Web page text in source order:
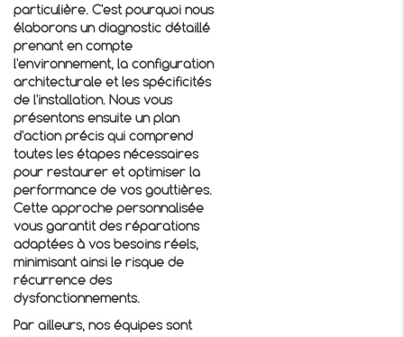
particulière. C'est pourquoi nous
élaborons un diagnostic détaillé
prenant en compte
l'environnement, la configuration
architecturale et les spécificités
de l'installation. Nous vous
présentons ensuite un plan
d'action précis qui comprend
toutes les étapes nécessaires
pour restaurer et optimiser la
performance de vos gouttières.
Cette approche personnalisée
vous garantit des réparations
adaptées à vos besoins réels,
minimisant ainsi le risque de
récurrence des
dysfonctionnements.
Par ailleurs, nos équipes sont